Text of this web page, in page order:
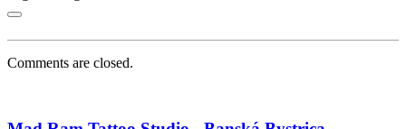
Comments are closed.